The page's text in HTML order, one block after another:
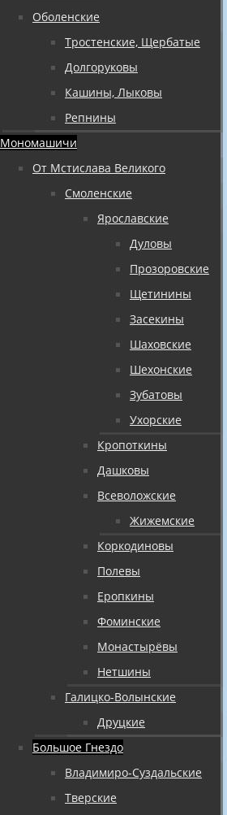
Оболенские
Тростенские, Щербатые
Долгоруковы
Кашины, Лыковы
Репнины
Мономашичи
От Мстислава Великого
Смоленские
Ярославские
Дуловы
Прозоровские
Щетинины
Засекины
Шаховские
Шехонские
Зубатовы
Ухорские
Кропоткины
Дашковы
Всеволожские
Жижемские
Коркодиновы
Полевы
Еропкины
Фоминские
Монастырёвы
Нетшины
Галицко-Волынские
Друцкие
Большое Гнездо
Владимиро-Суздальские
Тверские